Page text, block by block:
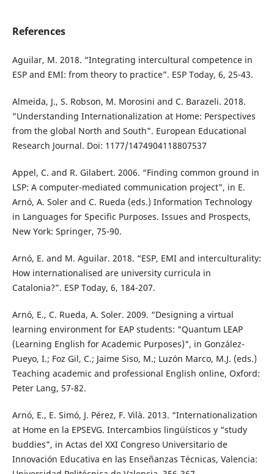
References
Aguilar, M. 2018. “Integrating intercultural competence in
ESP and EMI: from theory to practice”. ESP Today, 6, 25-43.
Almeida, J., S. Robson, M. Morosini and C. Barazeli. 2018.
”Understanding Internationalization at Home: Perspectives
from the global North and South”. European Educational
Research Journal. Doi: 1177/1474904118807537
Appel, C. and R. Gilabert. 2006. “Finding common ground in
LSP: A computer-mediated communication project”, in E.
Arnó, A. Soler and C. Rueda (eds.) Information Technology
in Languages for Specific Purposes. Issues and Prospects,
New York: Springer, 75-90.
Arnó, E. and M. Aguilar. 2018. “ESP, EMI and interculturality:
How internationalised are university curricula in
Catalonia?”. ESP Today, 6, 184-207.
Arnó, E., C. Rueda, A. Soler. 2009. “Designing a virtual
learning environment for EAP students: "Quantum LEAP
(Learning English for Academic Purposes)", in González-
Pueyo, I.; Foz Gil, C.; Jaime Siso, M.; Luzón Marco, M.J. (eds.)
Teaching academic and professional English online, Oxford:
Peter Lang, 57-82.
Arnó, E., E. Simó, J. Pérez, F. Vilà. 2013. “Internationalization
at Home en la EPSEVG. Intercambios lingüísticos y “study
buddies”, in Actas del XXI Congreso Universitario de
Innovación Educativa en las Enseñanzas Técnicas, Valencia: